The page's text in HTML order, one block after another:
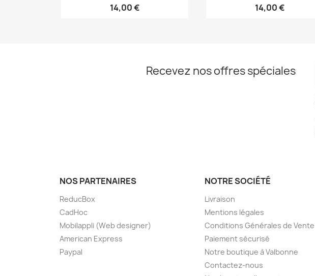
14,00 € 14,00 €
Recevez nos offres spéciales
NOS PARTENAIRES
ReducBox
CadHoc
Mobilappli (Web designer)
American Express
Paypal
NOTRE SOCIÉTÉ
Livraison
Mentions légales
Conditions Générales de Vente
Paiement sécurisé
Notre boutique à Valbonne
Contactez-nous